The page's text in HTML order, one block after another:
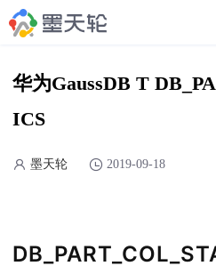
华为GaussDB T
ICS
墨天轮 2019-09-18